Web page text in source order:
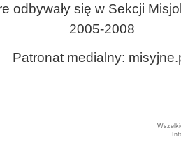
odbywały się w Sekcji
2005-2008
Patronat medialny: